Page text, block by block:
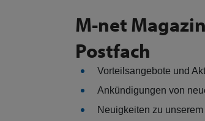
M-net
Postfach
Vorteilsangebote und
Ankündigungen von
Neuigkeiten zu